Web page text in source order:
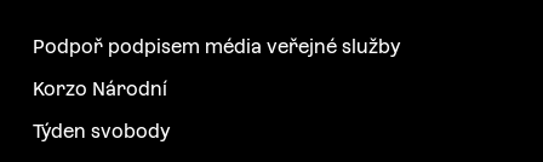
Podpoř podpisem média veřejné služby
Korzo Národní
Týden svobody